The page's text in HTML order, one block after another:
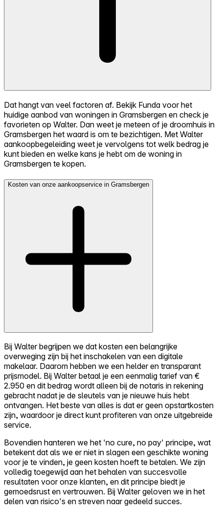
Dat hangt van veel factoren af. Bekijk Funda voor het
huidige aanbod van woningen in Gramsbergen en check je
favorieten op Walter. Dan weet je meteen of je droomhuis in
Gramsbergen het waard is om te bezichtigen. Met Walter
aankoopbegeleiding weet je vervolgens tot welk bedrag je
kunt bieden en welke kans je hebt om de woning in
Gramsbergen te kopen.
Kosten van onze aankoopservice in Gramsbergen
Bij Walter begrijpen we dat kosten een belangrijke
overweging zijn bij het inschakelen van een digitale
makelaar. Daarom hebben we een helder en transparant
prijsmodel. Bij Walter betaal je een eenmalig tarief van €
2.950 en dit bedrag wordt alleen bij de notaris in rekening
gebracht nadat je de sleutels van je nieuwe huis hebt
ontvangen. Het beste van alles is dat er geen opstartkosten
zijn, waardoor je direct kunt profiteren van onze uitgebreide
service.
Bovendien hanteren we het 'no cure, no pay' principe, wat
betekent dat als we er niet in slagen een geschikte woning
voor je te vinden, je geen kosten hoeft te betalen. We zijn
volledig toegewijd aan het behalen van succesvolle
resultaten voor onze klanten, en dit principe biedt je
gemoedsrust en vertrouwen. Bij Walter geloven we in het
delen van risico's en streven naar gedeeld succes.